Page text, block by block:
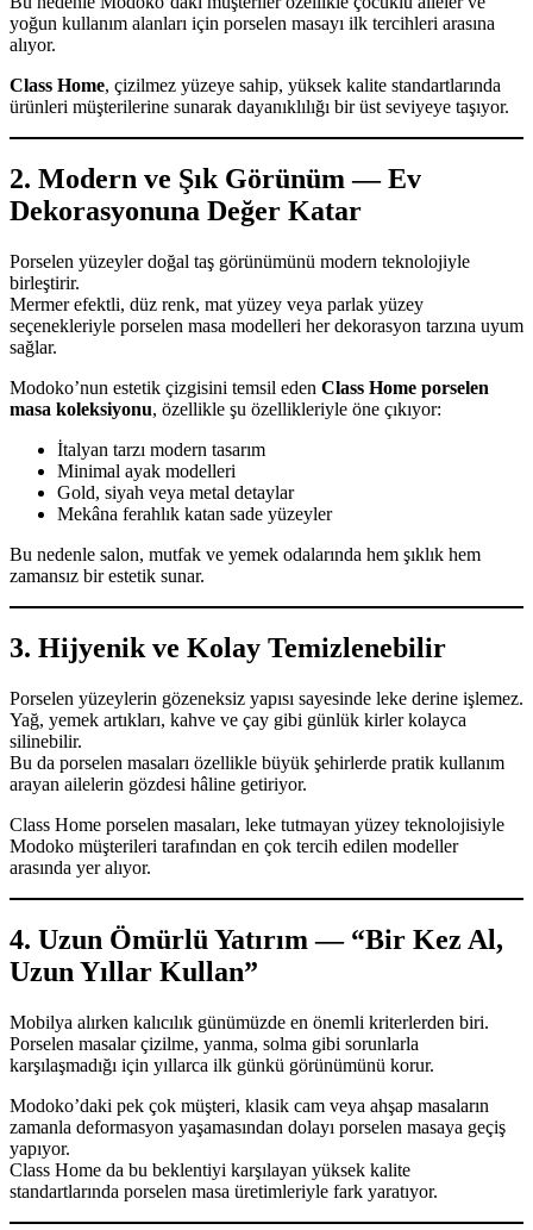
yoğun kullanım alanları için porselen masayı ilk tercihleri arasına
alıyor.
Class Home, çizilmez yüzeye sahip, yüksek kalite standartlarında
ürünleri müşterilerine sunarak dayanıklılığı bir üst seviyeye taşıyor.
2. Modern ve Şık Görünüm — Ev
Dekorasyonuna Değer Katar
Porselen yüzeyler doğal taş görünümünü modern teknolojiyle
birleştirir.
Mermer efektli, düz renk, mat yüzey veya parlak yüzey
seçenekleriyle porselen masa modelleri her dekorasyon tarzına uyum
sağlar.
Modoko’nun estetik çizgisini temsil eden Class Home porselen
masa koleksiyonu, özellikle şu özellikleriyle öne çıkıyor:
İtalyan tarzı modern tasarım
Minimal ayak modelleri
Gold, siyah veya metal detaylar
Mekâna ferahlık katan sade yüzeyler
Bu nedenle salon, mutfak ve yemek odalarında hem şıklık hem
zamansız bir estetik sunar.
3. Hijyenik ve Kolay Temizlenebilir
Porselen yüzeylerin gözeneksiz yapısı sayesinde leke derine işlemez.
Yağ, yemek artıkları, kahve ve çay gibi günlük kirler kolayca
silinebilir.
Bu da porselen masaları özellikle büyük şehirlerde pratik kullanım
arayan ailelerin gözdesi hâline getiriyor.
Class Home porselen masaları, leke tutmayan yüzey teknolojisiyle
Modoko müşterileri tarafından en çok tercih edilen modeller
arasında yer alıyor.
4. Uzun Ömürlü Yatırım — “Bir Kez Al,
Uzun Yıllar Kullan”
Mobilya alırken kalıcılık günümüzde en önemli kriterlerden biri.
Porselen masalar çizilme, yanma, solma gibi sorunlarla
karşılaşmadığı için yıllarca ilk günkü görünümünü korur.
Modoko’daki pek çok müşteri, klasik cam veya ahşap masaların
zamanla deformasyon yaşamasından dolayı porselen masaya geçiş
yapıyor.
Class Home da bu beklentiyi karşılayan yüksek kalite
standartlarında porselen masa üretimleriyle fark yaratıyor.